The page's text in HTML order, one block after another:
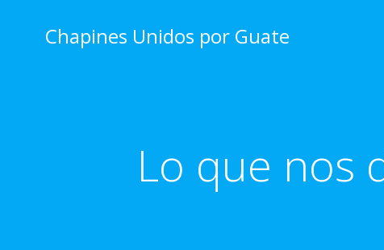
Chapines Unidos por Guate
Lo que nos